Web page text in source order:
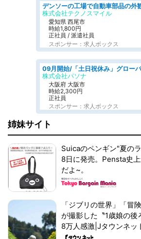
株式会社テクノスマイル
愛知県 西尾市
時給1,800円
正社員 / 派遣社員
スポンサー：求人ボックス
株式会社パソナ
大阪府 大阪市
時給2,300円
正社員
スポンサー：求人ボックス
姉妹サイト
Suicaのペンギン"夏の
8日に発売。Pensta史
だよ~。
「ジブリの世界」「冒
が撮影した〝1歳娘の後
8万人感激|Jタウンネッ